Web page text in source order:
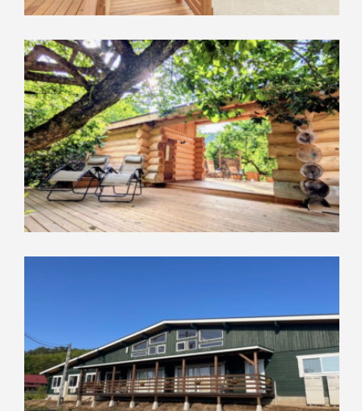
017-015LO
サウナ ログハウス（ハンドカット） その他木の家
017-002LO